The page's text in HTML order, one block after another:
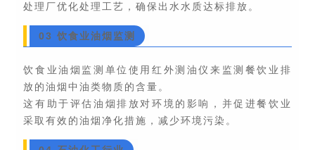
处理厂优化处理工艺，确保出水水质达标排放。
03 饮食业油烟监测
饮食业油烟监测单位使用红外测油仪来监测餐饮业排
放的油烟中油类物质的含量。
这有助于评估油烟排放对环境的影响，并促进餐饮业
采取有效的油烟净化措施，减少环境污染。